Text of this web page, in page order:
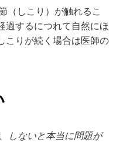
（しこり）が触れるこ
過するにつれて自然にほ
こりが続く場合は医師の
しないと本当に問題が